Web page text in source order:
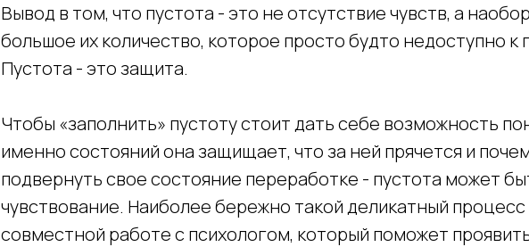
Вывод в том, что пустота - это не отсутствие чувств, а
большое их количество, которое просто будто недоступно к
Пустота - это защита.
Чтобы «заполнить» пустоту стоит дать себе возможность
именно состояний она защищает, что за ней прячется и
подвернуть свое состояние переработке - пустота может
чувствование. Наиболее бережно такой деликатный
совместной работе с психологом, который поможет